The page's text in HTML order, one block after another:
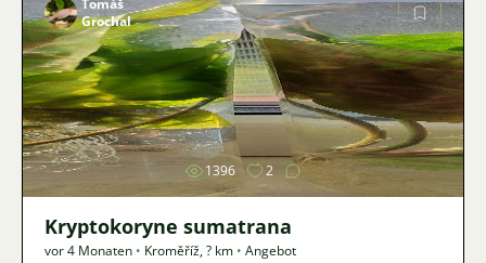
Bild
Tomáš
Grochal
1396 2
Kryptokoryne sumatrana
vor 4 Monaten • Kroměříž,? km • Angebot